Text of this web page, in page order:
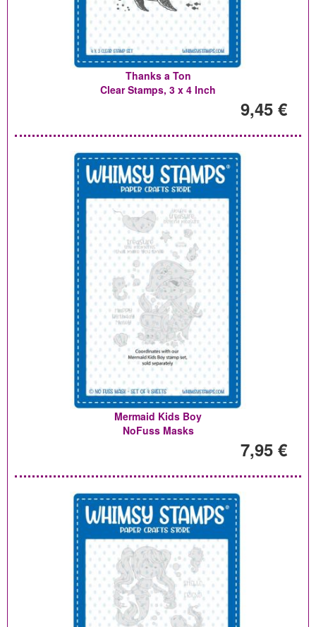
Thanks a Ton
Clear Stamps, 3 x 4 Inch
9,45 €
Mermaid Kids Boy
NoFuss Masks
7,95 €